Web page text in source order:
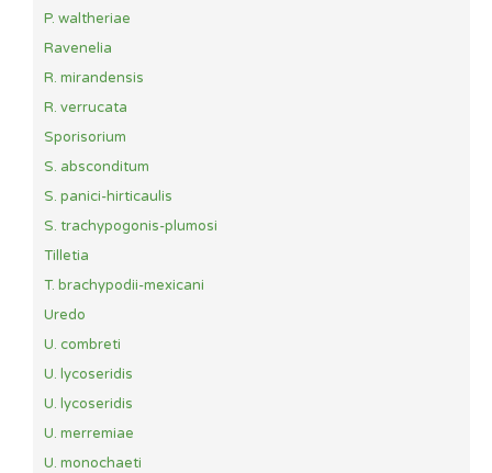
P. waltheriae
Ravenelia
R. mirandensis
R. verrucata
Sporisorium
S. absconditum
S. panici-hirticaulis
S. trachypogonis-plumosi
Tilletia
T. brachypodii-mexicani
Uredo
U. combreti
U. lycoseridis
U. lycoseridis
U. merremiae
U. monochaeti